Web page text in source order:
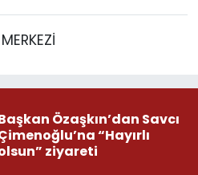
Özaşkın’dan Savcı
“Hayırlı
ziyareti